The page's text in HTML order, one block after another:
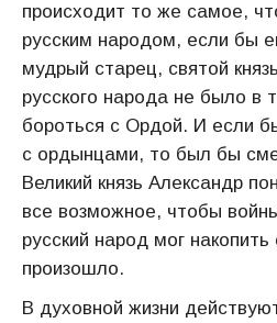
происходит то же самое,
русским народом, если бы
мудрый старец, святой
русского народа не было в
бороться с Ордой. И если
с ордынцами, то был бы
Великий князь Александр
все возможное, чтобы
русский народ мог
произошло.
В духовной жизни